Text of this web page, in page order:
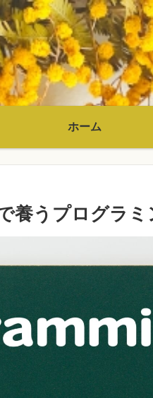
ホーム
養うプログラミ